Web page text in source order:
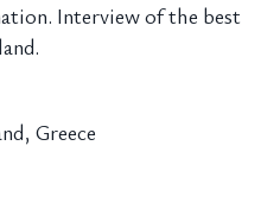
Interview of the best
Greece